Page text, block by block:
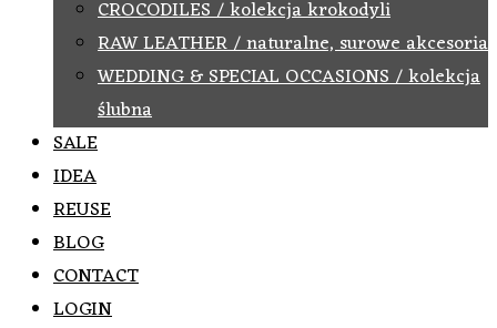
CROCODILES / kolekcja krokodyli
RAW LEATHER / naturalne, surowe akcesoria
WEDDING & SPECIAL OCCASIONS / kolekcja
ślubna
SALE
IDEA
REUSE
BLOG
CONTACT
LOGIN